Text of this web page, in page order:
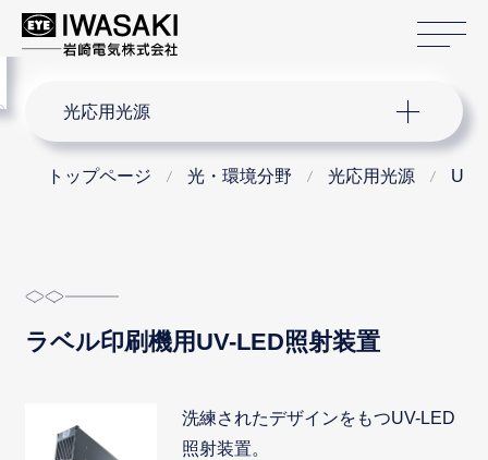
光応用光源
トップページ 光・環境分野 光応用光源 UV-
ラベル印刷機用UV-LED照射装置
洗練されたデザインをもつUV-LED
照射装置。
menu